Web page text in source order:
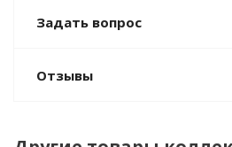
Задать вопрос
Отзывы